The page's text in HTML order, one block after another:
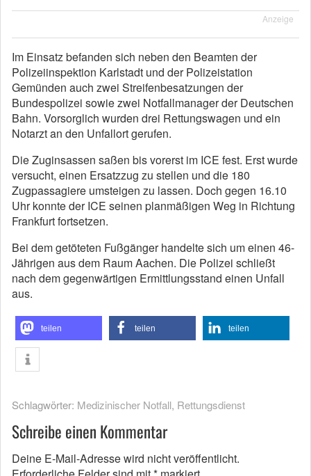
Anzeige
Im Einsatz befanden sich neben den Beamten der
Polizeiinspektion Karlstadt und der Polizeistation
Gemünden auch zwei Streifenbesatzungen der
Bundespolizei sowie zwei Notfallmanager der Deutschen
Bahn. Vorsorglich wurden drei Rettungswagen und ein
Notarzt an den Unfallort gerufen.
Die Zuginsassen saßen bis vorerst im ICE fest. Erst wurde
versucht, einen Ersatzzug zu stellen und die 180
Zugpassagiere umsteigen zu lassen. Doch gegen 16.10
Uhr konnte der ICE seinen planmäßigen Weg in Richtung
Frankfurt fortsetzen.
Bei dem getöteten Fußgänger handelte sich um einen 46-
Jährigen aus dem Raum Aachen. Die Polizei schließt
nach dem gegenwärtigen Ermittlungsstand einen Unfall
aus.
teilen teilen teilen
Schlagwörter: Medizinischer Notfall, Rettungsdienst
Schreibe einen Kommentar
Deine E-Mail-Adresse wird nicht veröffentlicht.